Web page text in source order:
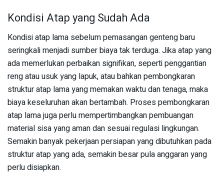
Kondisi Atap yang Sudah Ada
Kondisi atap lama sebelum pemasangan genteng baru
seringkali menjadi sumber biaya tak terduga. Jika atap yang
ada memerlukan perbaikan signifikan, seperti penggantian
reng atau usuk yang lapuk, atau bahkan pembongkaran
struktur atap lama yang memakan waktu dan tenaga, maka
biaya keseluruhan akan bertambah. Proses pembongkaran
atap lama juga perlu mempertimbangkan pembuangan
material sisa yang aman dan sesuai regulasi lingkungan.
Semakin banyak pekerjaan persiapan yang dibutuhkan pada
struktur atap yang ada, semakin besar pula anggaran yang
perlu disiapkan.